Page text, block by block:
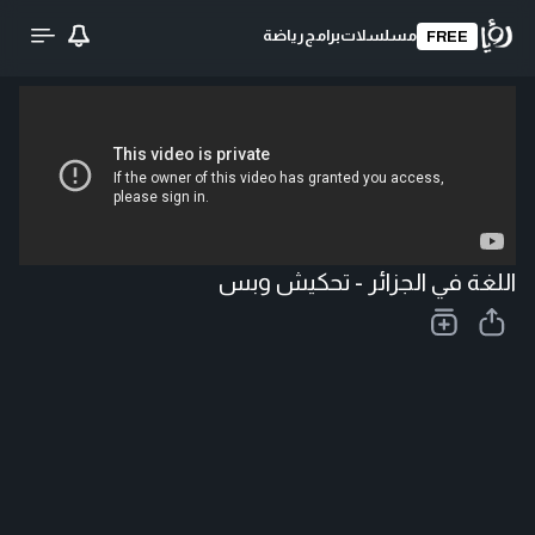
FREE مسلسلاتبرامج رياضة
اللغة في الجزائر - تحكيش وبس